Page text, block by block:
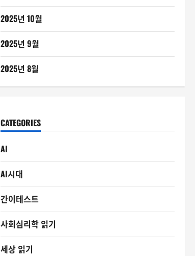
2025년 10월
2025년 9월
2025년 8월
CATEGORIES
AI
AI시대
간이테스트
사회심리학 읽기
세상 읽기